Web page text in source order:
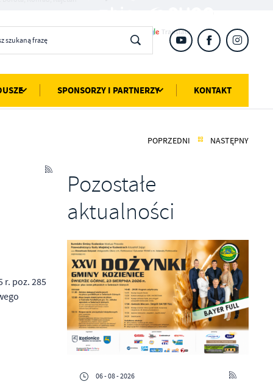
SPONSORZY I PARTNERZY KONTAKT
POPRZEDNI NASTĘPNY
r. poz. 285
Pozostałe
aktualności
06 - 08 - 2026